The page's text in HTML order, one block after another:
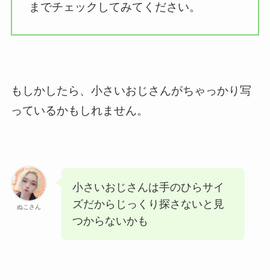
までチェックしてみてください。
もしかしたら、小さいおじさんがちゃっかり写
っているかもしれません。
ぬこさん
小さいおじさんは手のひらサイ
ズだからじっくり探さないと見
つからないかも